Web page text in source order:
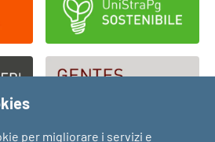
per migliorare i servizi e